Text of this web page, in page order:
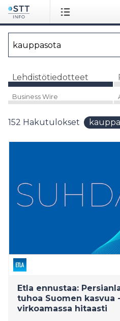
Lehdistötiedotteet
Business Wire
152 Hakutulokset
Etla ennustaa:
tuhoa Suomen kasvua
virkoamassa hitaasti